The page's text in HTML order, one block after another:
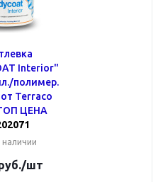
Interior"
полимер.
Terraco
ЦЕНА
наличии
/шт